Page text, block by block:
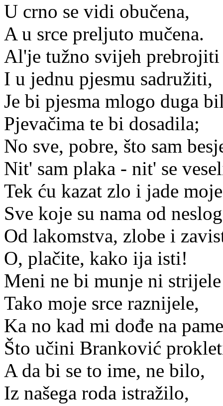
U crno se vidi obučena,
A u srce preljuto mučena.
Al'je tužno svijeh prebrojiti
I u jednu pjesmu sadružiti,
Je bi pjesma mlogo duga
Pjevačima te bi dosadila;
No sve, pobre, što sam
Nit' sam plaka - nit' se
Tek ću kazat zlo i jade moje
Sve koje su nama od
Od lakomstva, zlobe i
O, plačite, kako ija isti!
Meni ne bi munje ni strijele
Tako moje srce raznijele,
Ka no kad mi dođe na
Što učini Branković
A da bi se to ime, ne bilo,
Iz našega roda istražilo,